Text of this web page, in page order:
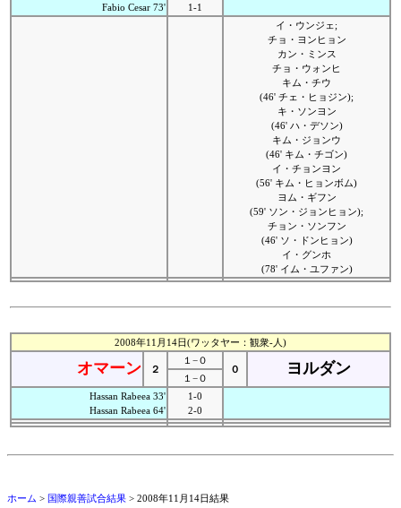
Fabio Cesar 73'
1-1
イ・ウンジェ;
チョ・ヨンヒョン
カン・ミンス
チョ・ウォンヒ
キム・チウ
(46' チェ・ヒョジン);
キ・ソンヨン
(46' ハ・デソン)
キム・ジョンウ
(46' キム・チゴン)
イ・チョンヨン
(56' キム・ヒョンボム)
ヨム・ギフン
(59' ソン・ジョンヒョン);
チョン・ソンフン
(46' ソ・ドンヒョン)
イ・グンホ
(78' イム・ユファン)
2008年11月14日(ワッタヤー：観衆-人)
オマーン ２
１−０
０
ヨルダン
１−０
Hassan Rabeea 33'
Hassan Rabeea 64'
1-0
2-0
ホーム > 国際親善試合結果 > 2008年11月14日結果